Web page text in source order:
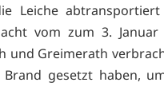
Leiche
vom zum 3.
und Greimerath
gesetzt haben,